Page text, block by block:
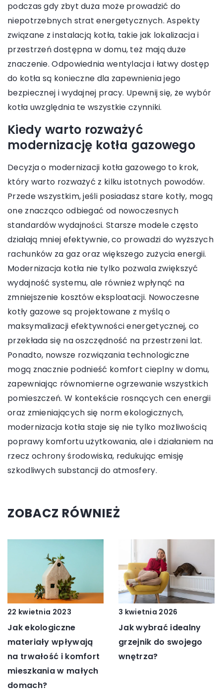
podczas gdy zbyt duża może prowadzić do
niepotrzebnych strat energetycznych. Aspekty
związane z instalacją kotła, takie jak lokalizacja i
przestrzeń dostępna w domu, też mają duże
znaczenie. Odpowiednia wentylacja i łatwy dostęp
do kotła są konieczne dla zapewnienia jego
bezpiecznej i wydajnej pracy. Upewnij się, że wybór
kotła uwzględnia te wszystkie czynniki.
Kiedy warto rozważyć
modernizację kotła gazowego
Decyzja o modernizacji kotła gazowego to krok,
który warto rozważyć z kilku istotnych powodów.
Przede wszystkim, jeśli posiadasz stare kotły, mogą
one znacząco odbiegać od nowoczesnych
standardów wydajności. Starsze modele często
działają mniej efektywnie, co prowadzi do wyższych
rachunków za gaz oraz większego zużycia energii.
Modernizacja kotła nie tylko pozwala zwiększyć
wydajność systemu, ale również wpłynąć na
zmniejszenie kosztów eksploatacji. Nowoczesne
kotły gazowe są projektowane z myślą o
maksymalizacji efektywności energetycznej, co
przekłada się na oszczędność na przestrzeni lat.
Ponadto, nowsze rozwiązania technologiczne
mogą znacznie podnieść komfort cieplny w domu,
zapewniając równomierne ogrzewanie wszystkich
pomieszczeń. W kontekście rosnących cen energii
oraz zmieniających się norm ekologicznych,
modernizacja kotła staje się nie tylko możliwością
poprawy komfortu użytkowania, ale i działaniem na
rzecz ochrony środowiska, redukując emisję
szkodliwych substancji do atmosfery.
ZOBACZ RÓWNIEŻ
22 kwietnia 2023
Jak ekologiczne
materiały wpływają
na trwałość i komfort
mieszkania w małych
domach?
3 kwietnia 2026
Jak wybrać idealny
grzejnik do swojego
wnętrza?